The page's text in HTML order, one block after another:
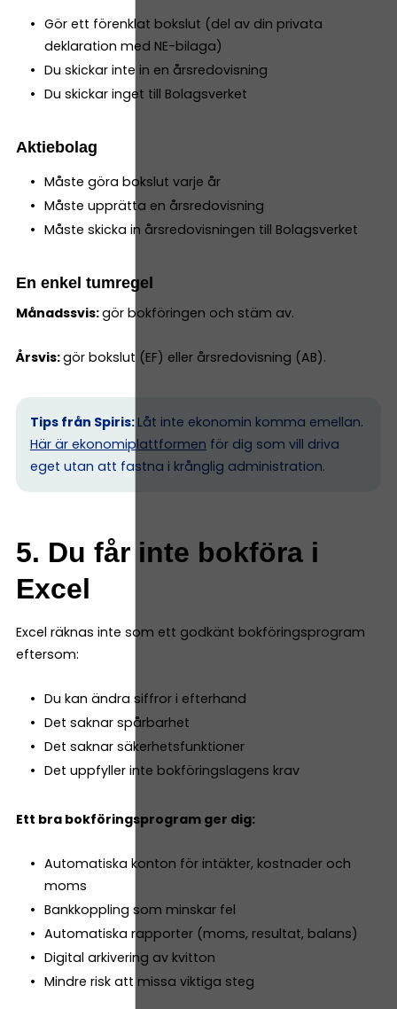
Gör ett förenklat bokslut (del av din privata
deklaration med NE-bilaga)
Du skickar inte in en årsredovisning
Du skickar inget till Bolagsverket
Aktiebolag
Måste göra bokslut varje år
Måste upprätta en årsredovisning
Måste skicka in årsredovisningen till Bolagsverket
En enkel tumregel
Månadssvis:gör bokföringen och stäm av.
Årsvis:gör bokslut (EF) eller årsredovisning (AB).
Tips från Spiris: Låt inte ekonomin komma emellan.
Här är ekonomiplattformen för dig som vill driva
eget utan att fastna i krånglig administration.
5. Du får inte bokföra i
Excel
Excel räknas inte som ett godkänt bokföringsprogram
eftersom:
Du kan ändra siffror i efterhand
Det saknar spårbarhet
Det saknar säkerhetsfunktioner
Det uppfyller inte bokföringslagens krav
Ett bra bokföringsprogram ger dig:
Automatiska konton för intäkter, kostnader och
moms
Bankkoppling som minskar fel
Automatiska rapporter (moms, resultat, balans)
Digital arkivering av kvitton
Mindre risk att missa viktiga steg